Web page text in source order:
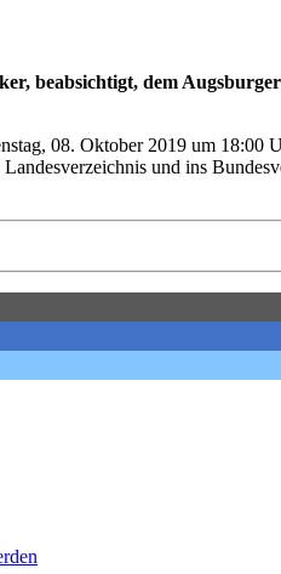
beabsichtigt, dem
08. Oktober 2019 um
und ins